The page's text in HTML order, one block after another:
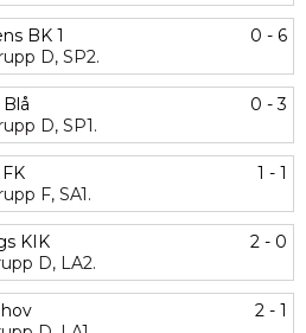
BK 1
0 - 6
D, SP2.
0 - 3
D, SP1.
1 - 1
F, SA1.
KIK
2 - 0
D, LA2.
2 - 1